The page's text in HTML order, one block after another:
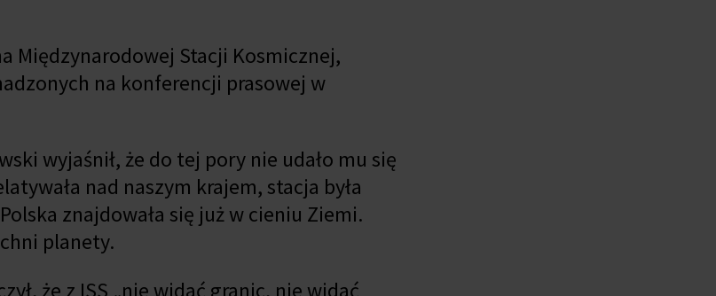
Międzynarodowej Stacji Kosmicznej,
na konferencji prasowej w
wyjaśnił, że do tej pory nie udało mu się
nad naszym krajem, stacja była
znajdowała się już w cieniu Ziemi.
planety.
że z ISS „nie widać granic, nie widać